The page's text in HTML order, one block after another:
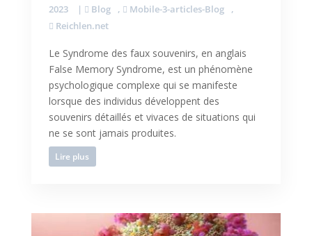
2023
| Blog , Mobile-3-articles-Blog
,
Reichlen.net
Le Syndrome des faux souvenirs, en anglais
False Memory Syndrome, est un phénomène
psychologique complexe qui se manifeste
lorsque des individus développent des
souvenirs détaillés et vivaces de situations qui
ne se sont jamais produites.
Lire plus